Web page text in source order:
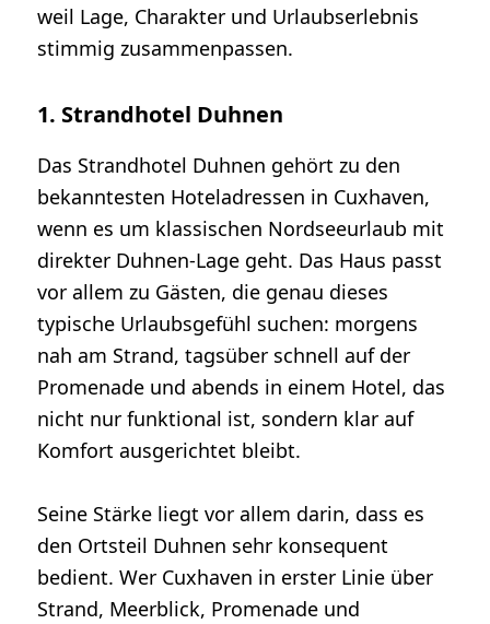
weil Lage, Charakter und Urlaubserlebnis
stimmig zusammenpassen.
1. Strandhotel Duhnen
Das Strandhotel Duhnen gehört zu den
bekanntesten Hoteladressen in Cuxhaven,
wenn es um klassischen Nordseeurlaub mit
direkter Duhnen-Lage geht. Das Haus passt
vor allem zu Gästen, die genau dieses
typische Urlaubsgefühl suchen: morgens
nah am Strand, tagsüber schnell auf der
Promenade und abends in einem Hotel, das
nicht nur funktional ist, sondern klar auf
Komfort ausgerichtet bleibt.
Seine Stärke liegt vor allem darin, dass es
den Ortsteil Duhnen sehr konsequent
bedient. Wer Cuxhaven in erster Linie über
Strand, Meerblick, Promenade und